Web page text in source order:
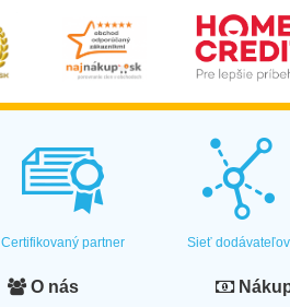
Certifikovaný partner Sieť dodávateľov
O nás